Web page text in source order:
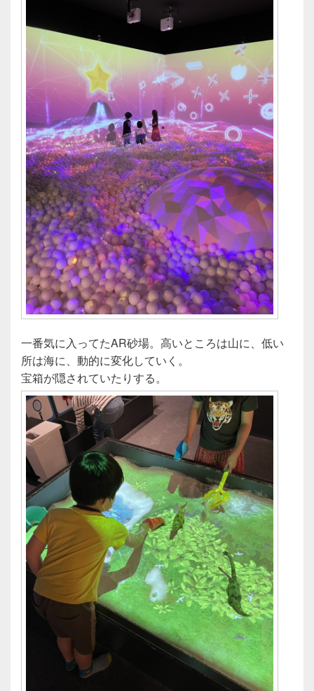
一番気に入ってたAR砂場。高いところは山に、低い
所は海に、動的に変化していく。
宝箱が隠されていたりする。